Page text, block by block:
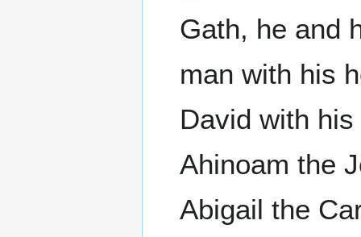
Gath, he and
man with his
David with
Ahinoam the
Abigail the